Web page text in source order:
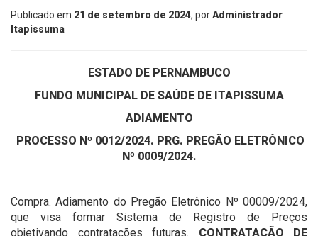
Publicado em 21 de setembro de 2024, porAdministrador
Itapissuma
ESTADO DE PERNAMBUCO
FUNDO MUNICIPAL DE SAÚDE DE ITAPISSUMA
ADIAMENTO
PROCESSO Nº 0012/2024. PRG. PREGÃO ELETRÔNICO
Nº 0009/2024.
Compra. Adiamento do Pregão Eletrônico Nº 00009/2024,
que visa formar Sistema de Registro de Preços
objetivando contratações futuras. CONTRATAÇÃO DE